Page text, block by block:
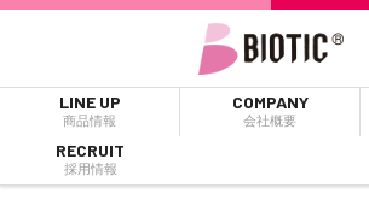
LINE UP
商品情報
COMPANY
会社概要
RECRUIT
採用情報